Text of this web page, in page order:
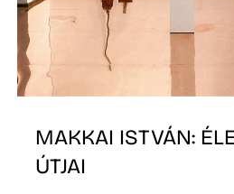
MAKKAI ISTVÁN:
ÚTJAI